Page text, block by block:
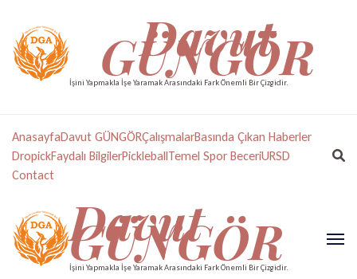
Davut
GÜNGÖR
İşini Yapmakla İşe Yaramak Arasındaki Fark Önemli Bir Çizgidir.
AnasayfaDavut GÜNGÖRÇalışmalarBasında Çıkan Haberler
DropickFaydalı BilgilerPickleballTemel Spor BeceriURSD
Contact
Davut
GÜNGÖR
İşini Yapmakla İşe Yaramak Arasındaki Fark Önemli Bir Çizgidir.